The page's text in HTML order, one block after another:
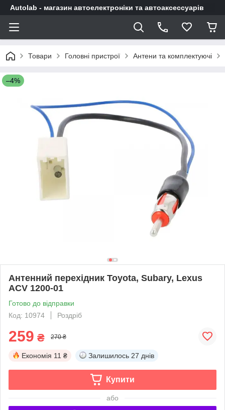
Autolab - магазин автоелектроніки та автоаксессуарів
Товари Головні пристрої Антени та комплектуючі
–4%
Антенний перехідник Toyota, Subary, Lexus
ACV 1200-01
Готово до відправки
Код: 10974
Роздріб
259 ₴ 270 ₴
Економія 11 ₴ Залишилось 27 днів
Купити
або